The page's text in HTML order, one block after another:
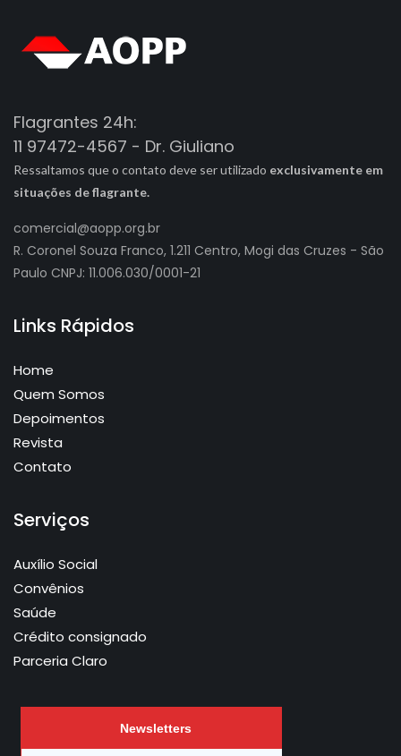
Flagrantes 24h:
11 97472-4567 - Dr. Giuliano
Ressaltamos que o contato deve ser utilizado exclusivamente em
situações de flagrante.
comercial@aopp.org.br
R. Coronel Souza Franco, 1.211 Centro, Mogi das Cruzes - São
Paulo CNPJ: 11.006.030/0001-21
Links Rápidos
Home
Quem Somos
Depoimentos
Revista
Contato
Serviços
Auxílio Social
Convênios
Saúde
Crédito consignado
Parceria Claro